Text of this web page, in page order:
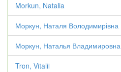
Morkun, Natalia
Моркун, Наталя Володимирівна
Моркун, Наталья Владимировна
Tron, Vitalii